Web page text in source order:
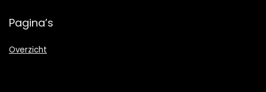
Pagina’s
Overzicht